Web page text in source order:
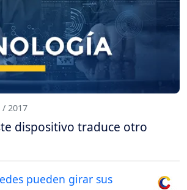
/ 2017
dispositivo traduce otro